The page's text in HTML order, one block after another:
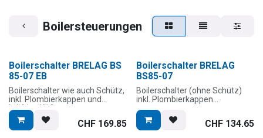
Boilersteuerungen
Boilerschalter BRELAG BS
85-07 EB
Boilerschalter wie auch Schütz,
inkl. Plombierkappen und
kräftige Käfigzug-
Anschlussklemmen.
Einbauversion mit nur 54 mm
CHF 169.85
Boilerschalter BRELAG
BS85-07
Boilerschalter (ohne Schütz)
inkl. Plombierkappen
Zolltarifnummer: 8536.3030
CHF 134.65